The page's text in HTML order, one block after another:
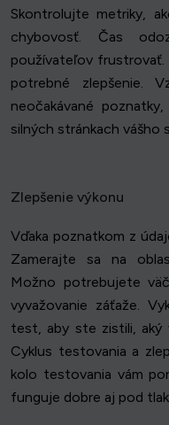
Skontrolujte metriky,
chybovosť. Čas
používateľov frustrovať.
potrebné zlepšenie.
neočakávané
silných stránkach vášho
Zlepšenie výkonu
Vďaka poznatkom z
Zamerajte sa na
Možno potrebujete
vyvažovanie záťaže.
test, aby ste zistili, aký
Cyklus testovania a
kolo testovania vám
funguje dobre aj pod